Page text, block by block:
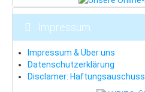
Erzgebirge
Last Minute
Impressum
Impressum & Über uns
Datenschutzerklärung
Disclamer: Haftungsauschuss